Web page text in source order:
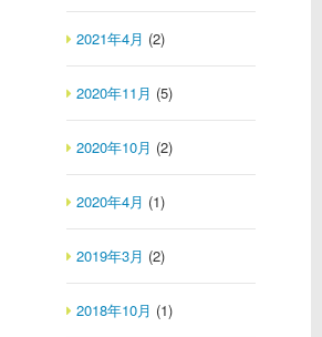
2021年4月 (2)
2020年11月 (5)
2020年10月 (2)
2020年4月 (1)
2019年3月 (2)
2018年10月 (1)